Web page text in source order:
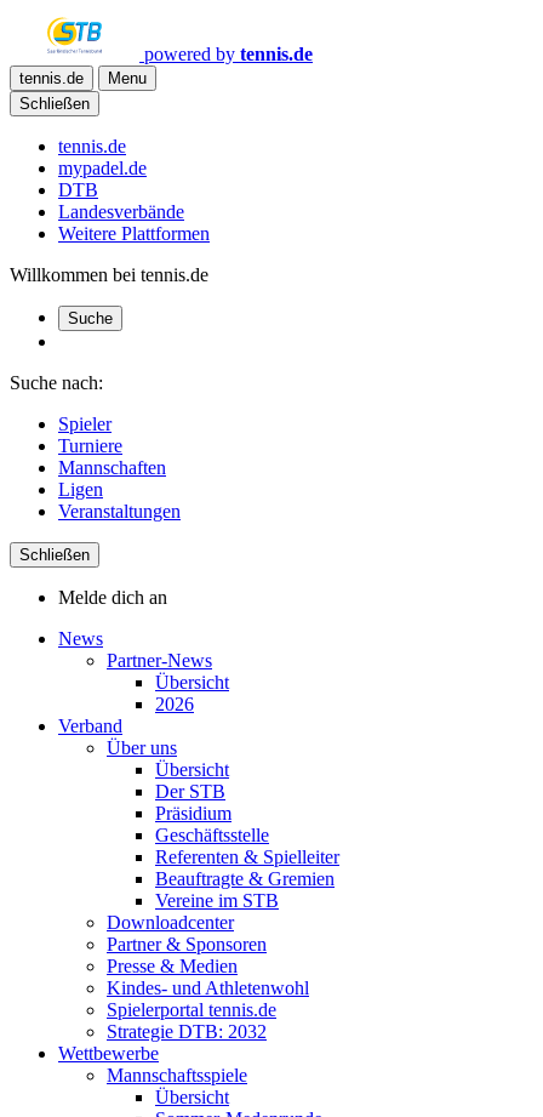
powered by tennis.de
tennis.de
Menu
Schließen
tennis.de
mypadel.de
DTB
Landesverbände
Weitere Plattformen
Willkommen bei tennis.de
Suche
Suche nach:
Spieler
Turniere
Mannschaften
Ligen
Veranstaltungen
Schließen
Melde dich an
News
Partner-News
Übersicht
2026
Verband
Über uns
Übersicht
Der STB
Präsidium
Geschäftsstelle
Referenten & Spielleiter
Beauftragte & Gremien
Vereine im STB
Downloadcenter
Partner & Sponsoren
Presse & Medien
Kindes- und Athletenwohl
Spielerportal tennis.de
Strategie DTB: 2032
Wettbewerbe
Mannschaftsspiele
Übersicht